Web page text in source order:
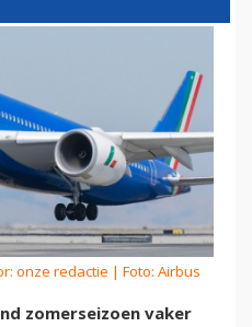
onze redactie | Foto: Airbus
zomerseizoen vaker